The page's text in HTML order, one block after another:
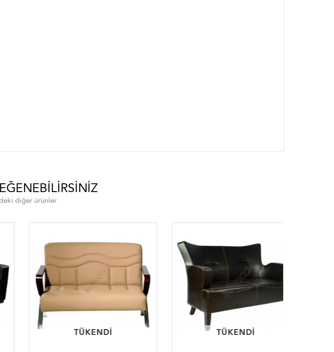
diğer ürünler
TÜKENDI
TÜKENDI TÜKENDI
TÜKENDI